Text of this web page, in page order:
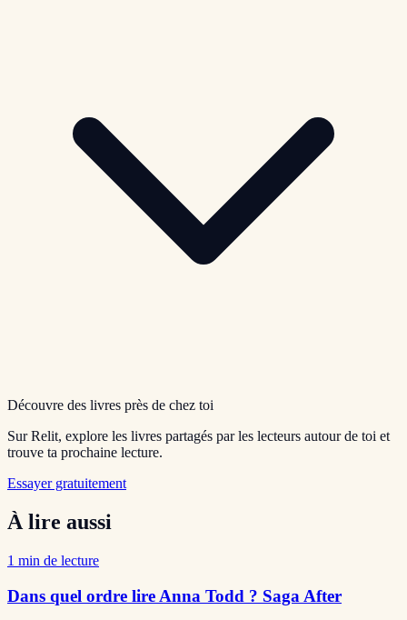
Découvre des livres près de chez toi
Sur Relit, explore les livres partagés par les lecteurs autour de toi et
trouve ta prochaine lecture.
Essayer gratuitement
À lire aussi
1 min de lecture
Dans quel ordre lire Anna Todd ? Saga After